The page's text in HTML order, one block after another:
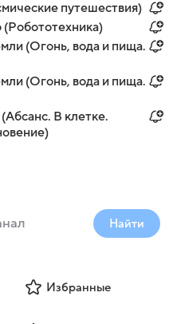
путешествия)
(Робототехника)
(Огонь, вода и пища.
(Огонь, вода и пища.
В клетке.
Найти
Избранные